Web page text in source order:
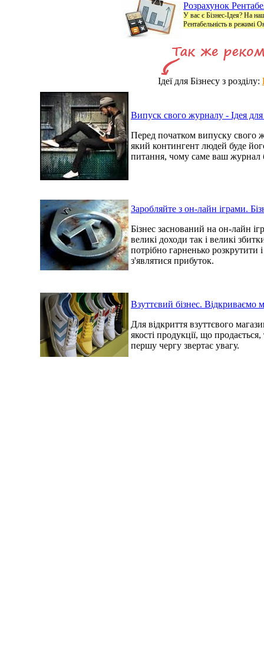
Розрахунок
У вас є Бізнес-Ідея? На
Рентабельність в режимі
Ідеї для Бізнесу з розділу:
Випуск свого журналу - Ідея для
Перед початком випуску свого
який контингент людей буде
питання, чому саме ваш журнал
Заробляйте з он-лайн іграми.
Бізнес заснований на он-лайн
великі доходи так і великі
потрібно гарненько розкрутити
з'являтися прибуток.
Взуттєвий бізнес. Відкриваємо
Для відкриття взуттєвого
якості продукції, що
першу чергу звертає увагу.